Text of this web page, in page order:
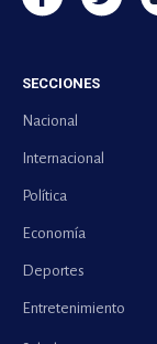
SECCIONES
Nacional
Internacional
Política
Economía
Deportes
Entretenimiento